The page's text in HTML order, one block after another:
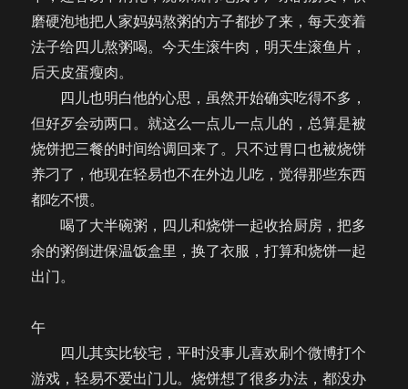
磨硬泡地把人家妈妈熬粥的方子都抄了来，每天变着
法子给四儿熬粥喝。今天生滚牛肉，明天生滚鱼片，
后天皮蛋瘦肉。
四儿也明白他的心思，虽然开始确实吃得不多，
但好歹会动两口。就这么一点儿一点儿的，总算是被
烧饼把三餐的时间给调回来了。只不过胃口也被烧饼
养刁了，他现在轻易也不在外边儿吃，觉得那些东西
都吃不惯。
喝了大半碗粥，四儿和烧饼一起收拾厨房，把多
余的粥倒进保温饭盒里，换了衣服，打算和烧饼一起
出门。
午
四儿其实比较宅，平时没事儿喜欢刷个微博打个
游戏，轻易不爱出门儿。烧饼想了很多办法，都没办